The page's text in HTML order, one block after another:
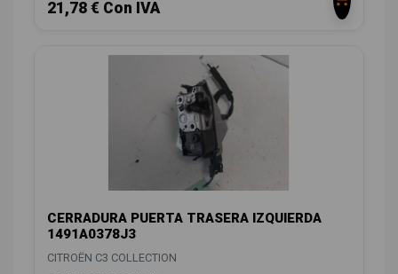
21,78 € Con IVA
CERRADURA PUERTA TRASERA IZQUIERDA
1491A0378J3
CITROËN C3 COLLECTION